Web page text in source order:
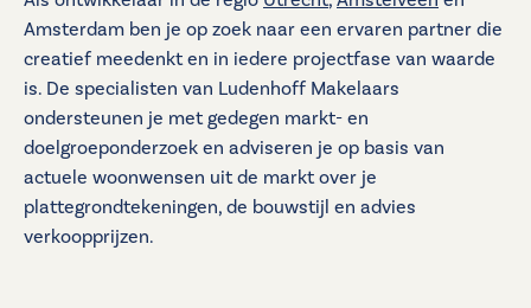
Amsterdam ben je op zoek naar een ervaren partner die
creatief meedenkt en in iedere projectfase van waarde
is. De specialisten van Ludenhoff Makelaars
ondersteunen je met gedegen markt- en
doelgroeponderzoek en adviseren je op basis van
actuele woonwensen uit de markt over je
plattegrondtekeningen, de bouwstijl en advies
verkoopprijzen.